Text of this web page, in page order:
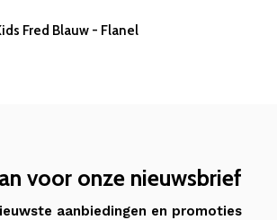
Fred Blauw - Flanel
voor onze nieuwsbrief
aanbiedingen en promoties